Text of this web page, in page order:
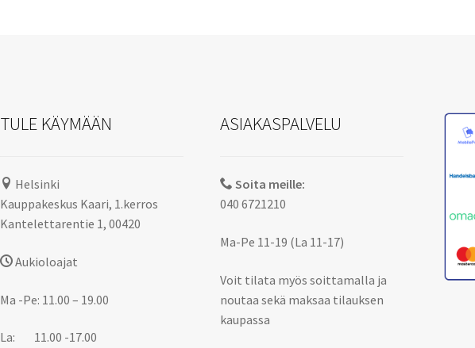
TULE KÄYMÄÄN
Helsinki
Kauppakeskus Kaari, 1.kerros
Kantelettarentie 1, 00420
Aukioloajat
Ma -Pe: 11.00 – 19.00
La: 11.00 -17.00
ASIAKASPALVELU
Soita meille:
040 6721210
Ma-Pe 11-19 (La 11-17)
Voit tilata myös soittamalla ja
noutaa sekä maksaa tilauksen
kaupassa